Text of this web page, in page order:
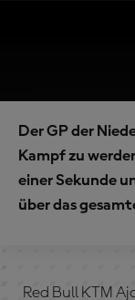
Der GP der
Kampf zu
einer Sekunde
über das
Red Bull KTM